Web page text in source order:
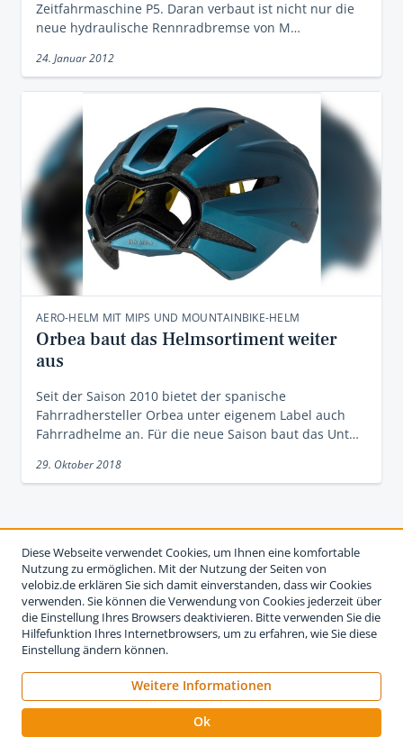
Zeitfahrmaschine P5. Daran verbaut ist nicht nur die
neue hydraulische Rennradbremse von M…
24. Januar 2012
AERO-HELM MIT MIPS UND MOUNTAINBIKE-HELM
Orbea baut das Helmsortiment weiter
aus
Seit der Saison 2010 bietet der spanische
Fahrradhersteller Orbea unter eigenem Label auch
Fahrradhelme an. Für die neue Saison baut das Unt…
29. Oktober 2018
Diese Webseite verwendet Cookies, um Ihnen eine komfortable
Nutzung zu ermöglichen. Mit der Nutzung der Seiten von
velobiz.de erklären Sie sich damit einverstanden, dass wir Cookies
verwenden. Sie können die Verwendung von Cookies jederzeit über
die Einstellung Ihres Browsers deaktivieren. Bitte verwenden Sie die
Hilfefunktion Ihres Internetbrowsers, um zu erfahren, wie Sie diese
Einstellung ändern können.
Weitere Informationen
Ok
Impressum Nutzungsbedingungen
Datenschutzerklärung
Werben auf velobiz.de